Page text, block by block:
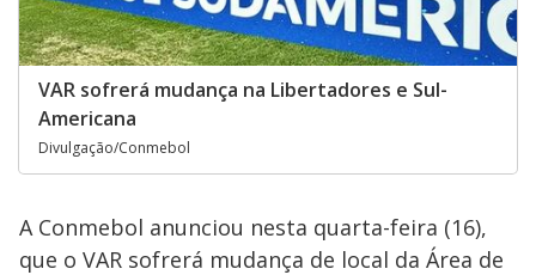
VAR sofrerá mudança na Libertadores e Sul-
Americana
Divulgação/Conmebol
A Conmebol anunciou nesta quarta-feira (16),
que o VAR sofrerá mudança de local da Área de